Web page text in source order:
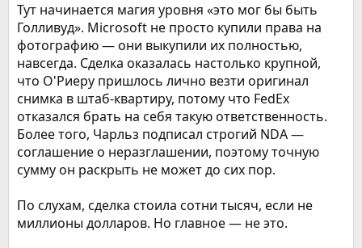
Тут начинается магия уровня «это мог бы быть
Голливуд». Microsoft не просто купили права на
фотографию — они выкупили их полностью,
навсегда. Сделка оказалась настолько крупной,
что О'Риеру пришлось лично везти оригинал
снимка в штаб-квартиру, потому что FedEx
отказался брать на себя такую ответственность.
Более того, Чарльз подписал строгий NDA —
соглашение о неразглашении, поэтому точную
сумму он раскрыть не может до сих пор.
По слухам, сделка стоила сотни тысяч, если не
миллионы долларов. Но главное — не это.